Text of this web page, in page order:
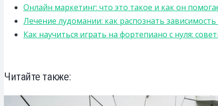
Онлайн маркетинг: что это такое и как он
Лечение лудомании: как распознать
Как научиться играть на фортепиано с нуля:
Читайте также: